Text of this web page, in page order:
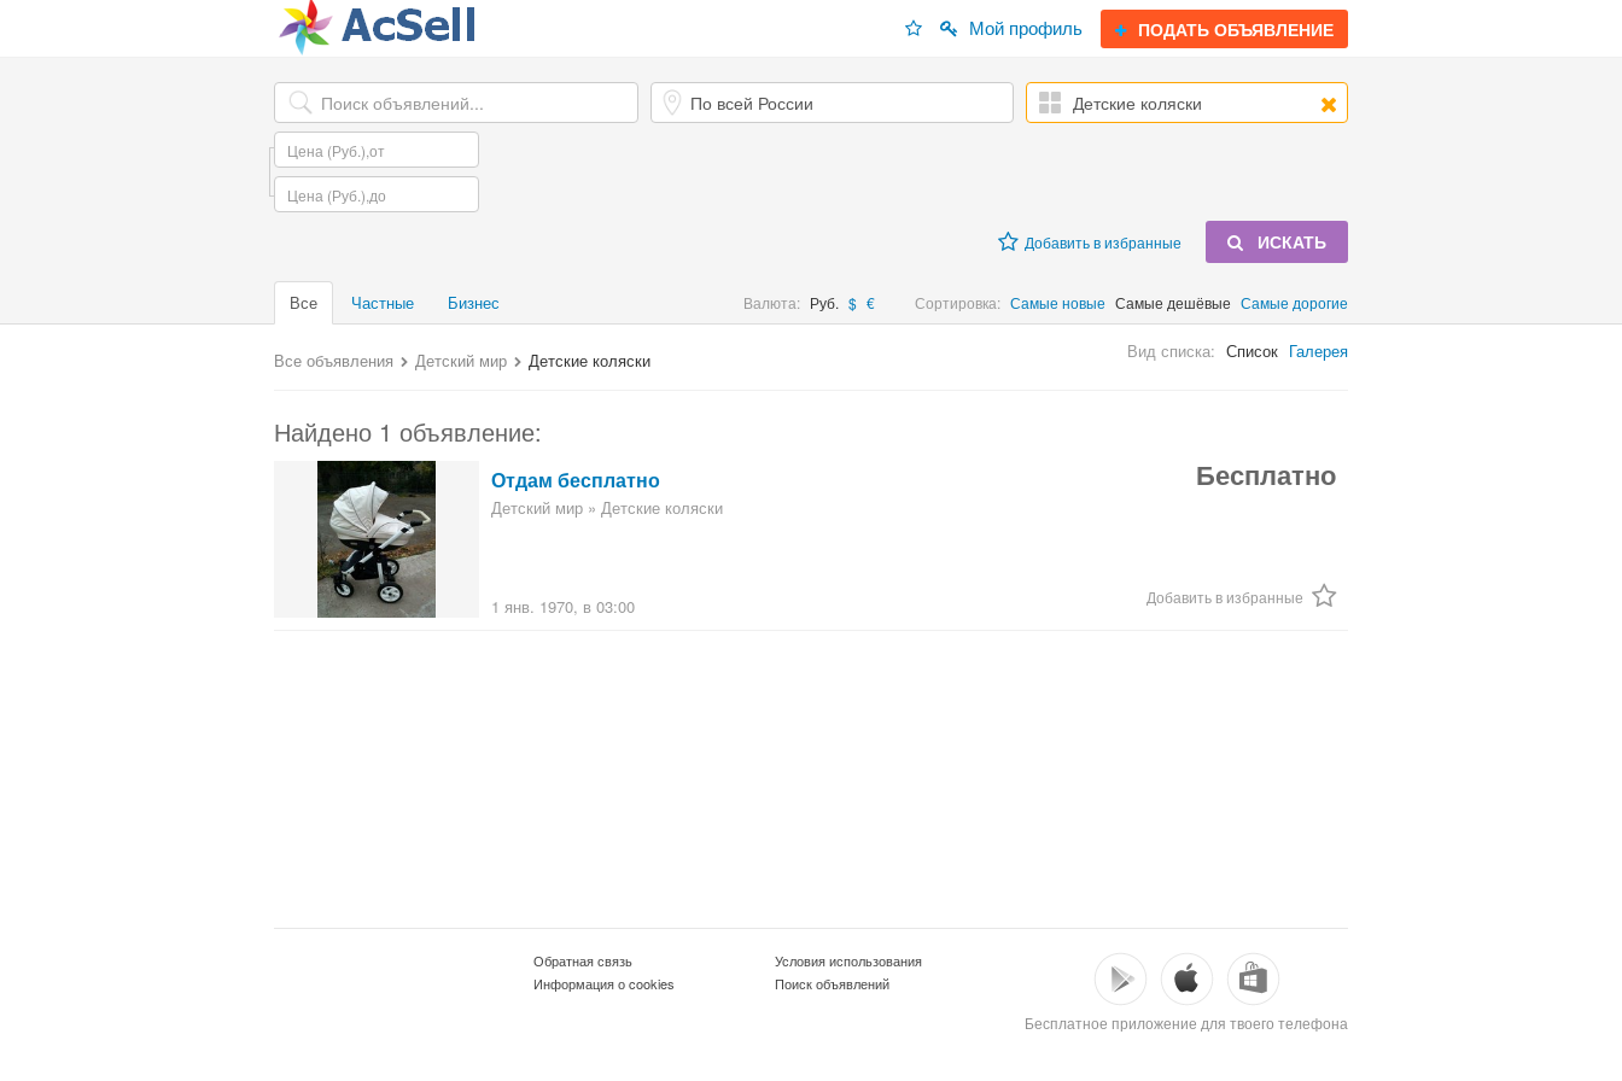
ПОДАТЬ ОБЪЯВЛЕНИЕ
Мой профиль
Добавить в избранные ИСКАТЬ
Все Частные Бизнес Валюта: Руб. $ € Сортировка: Самые новые Самые дешёвые Самые дорогие
Все объявления Детский мир Детские коляски Вид списка: Список Галерея
Найдено 1 объявление:
Отдам бесплатно
Детский мир » Детские коляски
Бесплатно
1 янв. 1970, в 03:00 Добавить в избранные
Обратная связь
Информация о cookies
Условия использования
Поиск объявлений
Бесплатное приложение для твоего телефона